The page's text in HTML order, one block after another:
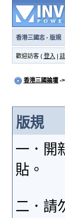
香港三國志· 版規
歡迎訪客 ( 登入
香港三國論壇->
版規
一．開
貼。
二．請